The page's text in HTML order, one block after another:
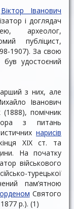
Віктор Іванович
і доглядач
археолог,
публіцист,
1907). За свою
удостоєний
з них, але
Іванович
помічник
з питань
нарисів
ХІХ ст. та
На початку
військового
турецької
пам’ятною
орденом Святого
р.). (1)